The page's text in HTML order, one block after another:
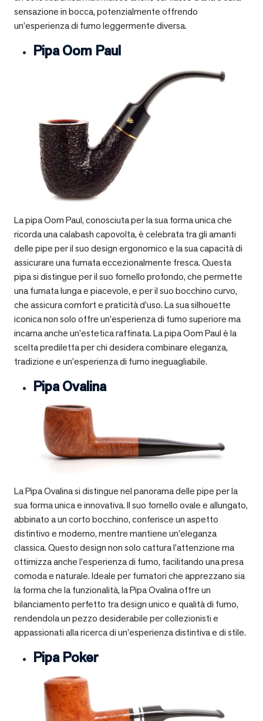
sensazione in bocca, potenzialmente offrendo
un’esperienza di fumo leggermente diversa.
Pipa Oom Paul
La pipa Oom Paul, conosciuta per la sua forma unica che
ricorda una calabash capovolta, è celebrata tra gli amanti
delle pipe per il suo design ergonomico e la sua capacità di
assicurare una fumata eccezionalmente fresca. Questa
pipa si distingue per il suo fornello profondo, che permette
una fumata lunga e piacevole, e per il suo bocchino curvo,
che assicura comfort e praticità d’uso. La sua silhouette
iconica non solo offre un’esperienza di fumo superiore ma
incarna anche un’estetica raffinata. La pipa Oom Paul è la
scelta prediletta per chi desidera combinare eleganza,
tradizione e un’esperienza di fumo ineguagliabile.
Pipa Ovalina
La Pipa Ovalina si distingue nel panorama delle pipe per la
sua forma unica e innovativa. Il suo fornello ovale e allungato,
abbinato a un corto bocchino, conferisce un aspetto
distintivo e moderno, mentre mantiene un’eleganza
classica. Questo design non solo cattura l’attenzione ma
ottimizza anche l’esperienza di fumo, facilitando una presa
comoda e naturale. Ideale per fumatori che apprezzano sia
la forma che la funzionalità, la Pipa Ovalina offre un
bilanciamento perfetto tra design unico e qualità di fumo,
rendendola un pezzo desiderabile per collezionisti e
appassionati alla ricerca di un’esperienza distintiva e di stile.
Pipa Poker